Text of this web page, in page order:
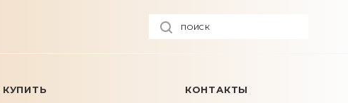
ПОИСК
КУПИТЬ КОНТАКТЫ